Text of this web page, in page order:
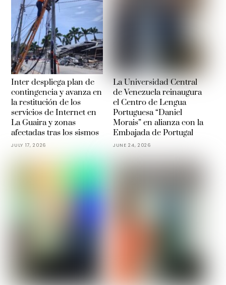
Inter despliega plan de
contingencia y avanza en
la restitución de los
servicios de Internet en
La Guaira y zonas
afectadas tras los sismos
JULY 17, 2026
La Universidad Central
de Venezuela reinaugura
el Centro de Lengua
Portuguesa “Daniel
Morais” en alianza con la
Embajada de Portugal
JUNE 24, 2026